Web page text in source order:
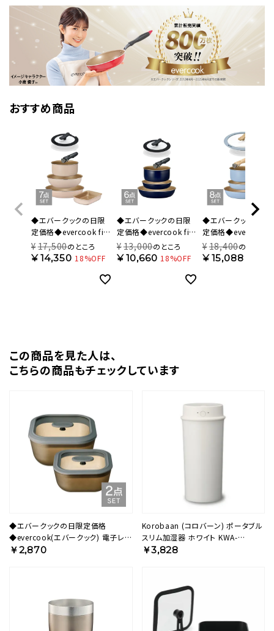
おすすめ商品
◆エバークックの日限
定価格◆evercook fit
(エバークック フィット)
着脱式 フライパン 7点
日保証 EFIST7IV【HO】
¥17,500のところ
¥14,350 18%OFF
◆エバークックの日限
定価格◆evercook fit
(エバークック フィット)
ガス火専用 着脱式 フラ
¥13,000のところ
¥10,660 18%OFF
◆エバークックの日
定価格◆evercook
(エバークック フィッ
【限定色】 IH対応 着
¥18,400のところ
¥15,088
この商品を⾒た⼈は、
こちらの商品もチェックしています
◆エバークックの日限定価格
◆evercook(エバークック) 電子レン
ジ 調理器具 ガラス製 スクエア型 2
￥2,870
Korobaan (コロバーン) ポータブル
スリム加湿器 ホワイト KWA-
054BWH【KA】
￥3,828